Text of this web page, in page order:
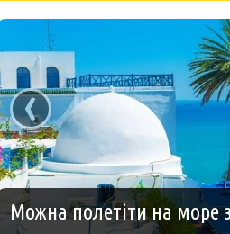
Новогодний тур на
‹